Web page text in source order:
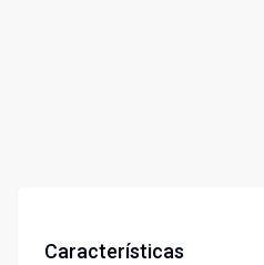
Características